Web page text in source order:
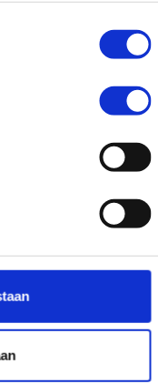
(API)
neem contact op met
op te starten.